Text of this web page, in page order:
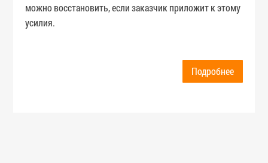
можно восстановить, если заказчик приложит к этому
усилия.
Подробнее